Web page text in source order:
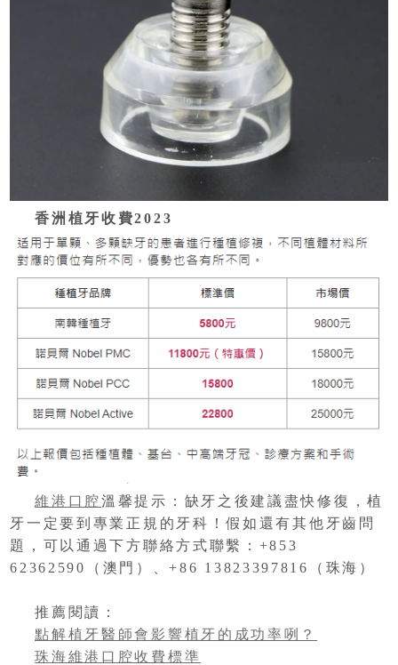
香洲植牙收費2023
維港口腔溫馨提示：缺牙之後建議盡快修復，植
牙一定要到專業正規的牙科！假如還有其他牙齒問
題，可以通過下方聯絡方式聯繫：+853
62362590（澳門）、+86 13823397816（珠海）
推薦閱讀：
點解植牙醫師會影響植牙的成功率咧？
珠海維港口腔收費標準